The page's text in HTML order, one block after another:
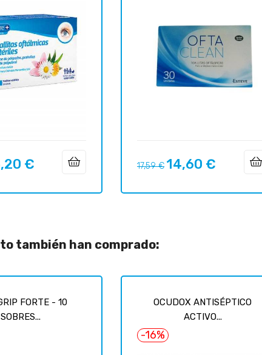
€
Precio
17,59 € Precio
14,60 €
también han comprado:
FORTE - 10
SOBRES...
OCUDOX ANTISÉPTICO
ACTIVO...
-16%